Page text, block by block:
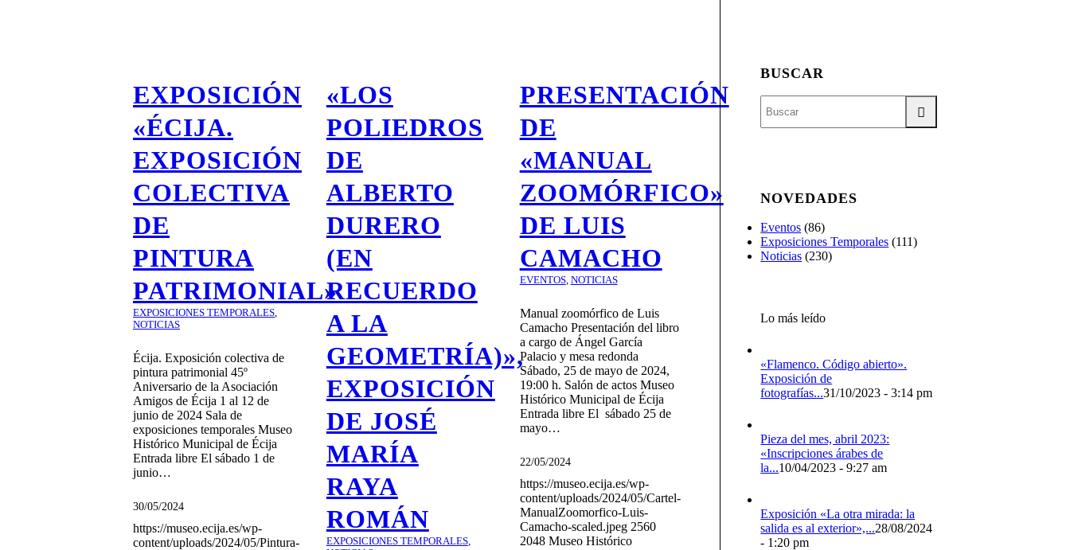
EXPOSICIÓN
«ÉCIJA.
EXPOSICIÓN
COLECTIVA
DE
PINTURA
PATRIMONIAL»
EXPOSICIONES TEMPORALES,
NOTICIAS
Écija. Exposición colectiva de
pintura patrimonial 45º
Aniversario de la Asociación
Amigos de Écija 1 al 12 de
junio de 2024 Sala de
exposiciones temporales Museo
Histórico Municipal de Écija
Entrada libre El sábado 1 de
junio…
30/05/2024
https://museo.ecija.es/wp-
content/uploads/2024/05/Pintura-
«LOS
POLIEDROS
DE
ALBERTO
DURERO
(EN
RECUERDO
A LA
GEOMETRÍA)»,
EXPOSICIÓN
DE JOSÉ
MARÍA
RAYA
ROMÁN
EXPOSICIONES TEMPORALES,
PRESENTACIÓN
DE
«MANUAL
ZOOMÓRFICO»
DE LUIS
CAMACHO
EVENTOS, NOTICIAS
Manual zoomórfico de Luis
Camacho Presentación del libro
a cargo de Ángel García
Palacio y mesa redonda
Sábado, 25 de mayo de 2024,
19:00 h. Salón de actos Museo
Histórico Municipal de Écija
Entrada libre El sábado 25 de
mayo…
22/05/2024
https://museo.ecija.es/wp-
content/uploads/2024/05/Cartel-
ManualZoomorfico-Luis-
Camacho-scaled.jpeg 2560
2048 Museo Histórico
BUSCAR
NOVEDADES
Eventos (86)
Exposiciones Temporales (111)
Noticias (230)
Lo más leído
«Flamenco. Código abierto».
Exposición de
fotografías...31/10/2023 - 3:14 pm
Pieza del mes, abril 2023:
«Inscripciones árabes de
la...10/04/2023 - 9:27 am
Exposición «La otra mirada: la
salida es al exterior»,...28/08/2024
- 1:20 pm